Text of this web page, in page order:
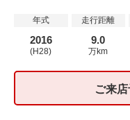
年式
2016
(H28)
走行距離
9.0
万km
ご来